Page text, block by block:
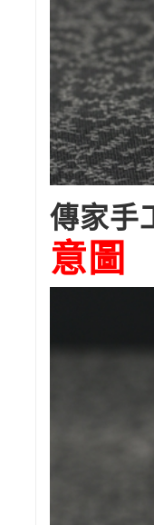
傳家手
意圖